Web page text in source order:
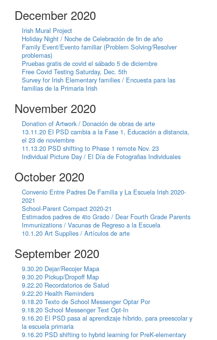
December 2020
Irish Mural Project
Holiday Night / Noche de Celebración de fin de año
Family Event/Evento familiar (Problem Solving/Resolver
problemas)
Pruebas gratis de covid el sábado 5 de diciembre
Free Covid Testing Saturday, Dec. 5th
Survey for Irish Elementary families / Encuesta para las
familias de la Primaria Irish
November 2020
Donation of Artwork / Donación de obras de arte
13.11.20 El PSD cambia a la Fase 1, Educación a distancia,
el 23 de noviembre
11.13.20 PSD shifting to Phase 1 remote Nov. 23
Individual Picture Day / El Día de Fotografias Individuales
October 2020
Convenio Entre Padres De Familia y La Escuela Irish 2020-
2021
School-Parent Compact 2020-21
Estimados padres de 4to Grado / Dear Fourth Grade Parents
Immunizations / Vacunas de Regreso a la Escuela
10.1.20 Art Supplies / Artículos de arte
September 2020
9.30.20 Dejar/Recojer Mapa
9.30.20 Pickup/Dropoff Map
9.22.20 Recordatorios de Salud
9.22.20 Health Reminders
9.18.20 Texto de School Messenger Optar Por
9.18.20 School Messenger Text Opt-In
9.16.20 El PSD pasa al aprendizaje híbrido, para preescolar y
la escuela primaria
9.16.20 PSD shifting to hybrid learning for PreK-elementary